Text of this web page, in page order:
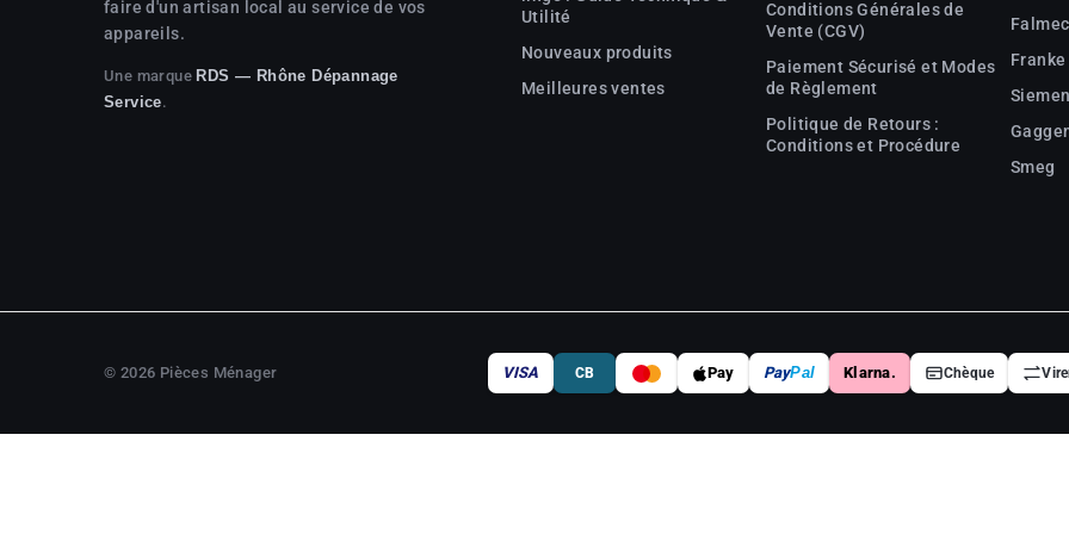
faire d'un artisan local au service de vos
appareils.
Une marque RDS — Rhône Dépannage
Service.
Utilité
Nouveaux produits
Meilleures ventes
Conditions Générales de
Vente (CGV)
Paiement Sécurisé et Modes
de Règlement
Politique de Retours :
Conditions et Procédure
Falmec
Franke
Smeg
© 2026 Pièces Ménager VISA CB Pay PayPal Klarna. Chèque